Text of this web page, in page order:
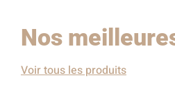
Nos
Voir tous les produits